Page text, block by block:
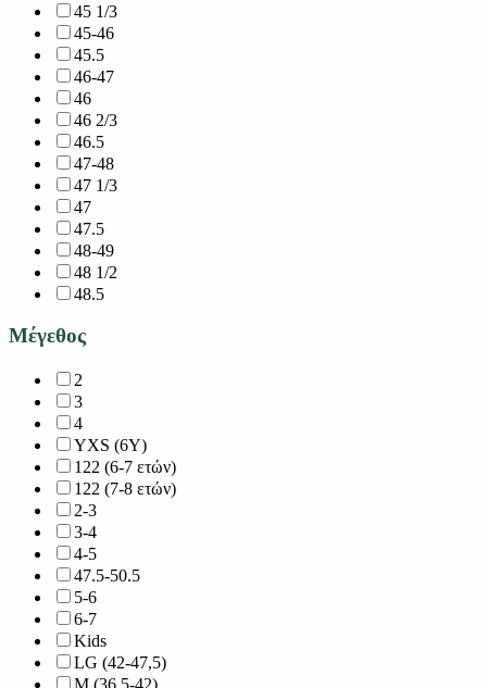
45 1/3
45-46
45.5
46-47
46
46 2/3
46.5
47-48
47 1/3
47
47.5
48-49
48 1/2
48.5
Μέγεθος
2
3
4
YXS (6Y)
122 (6-7 ετών)
122 (7-8 ετών)
2-3
3-4
4-5
47.5-50.5
5-6
6-7
Kids
LG (42-47,5)
M (36.5-42)